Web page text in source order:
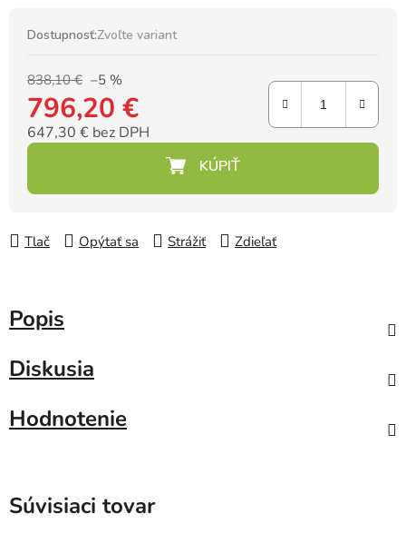
Dostupnosť:Zvoľte variant
838,10 € –5 %
796,20 €
647,30 € bez DPH
Tlač Opýtať sa Strážiť Zdieľať
Popis
Diskusia
Hodnotenie
Súvisiaci tovar